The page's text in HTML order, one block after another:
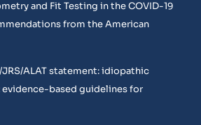
and Fit Testing in the COVID-19
from the American
JRS/ALAT statement: idiopathic
based guidelines for